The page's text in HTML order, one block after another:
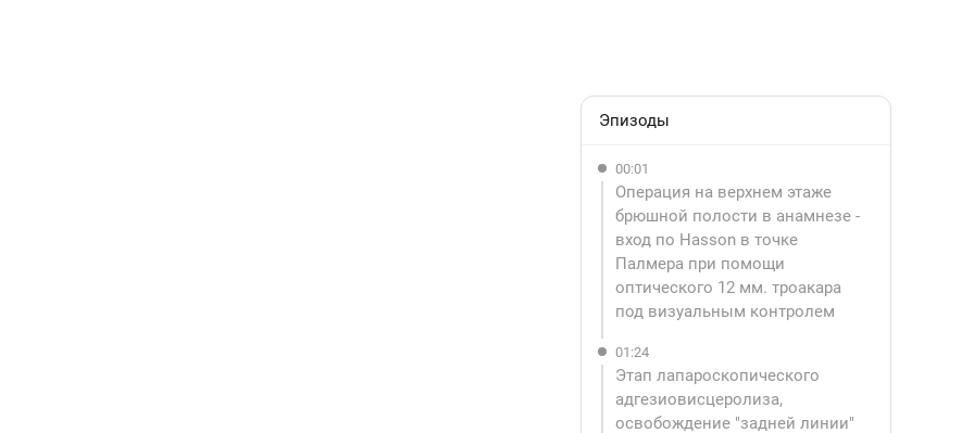
Эпизоды
00:01
Операция на верхнем этаже
брюшной полости в анамнезе -
вход по Hasson в точке
Палмера при помощи
оптического 12 мм. троакара
под визуальным контролем
01:24
Этап лапароскопического
адгезиовисцеролиза,
освобождение "задней линии"